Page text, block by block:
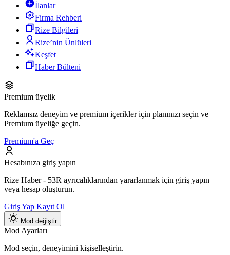
İlanlar
Firma Rehberi
Rize Bilgileri
Rize’nin Ünlüleri
Keşfet
Haber Bülteni
Premium üyelik
Reklamsız deneyim ve premium içerikler için planınızı seçin ve
Premium üyeliğe geçin.
Premium'a Geç
Hesabınıza giriş yapın
Rize Haber - 53R ayrıcalıklarından yararlanmak için giriş yapın
veya hesap oluşturun.
Giriş Yap Kayıt Ol
Mod değiştir
Mod Ayarları
Mod seçin, deneyimini kişiselleştirin.